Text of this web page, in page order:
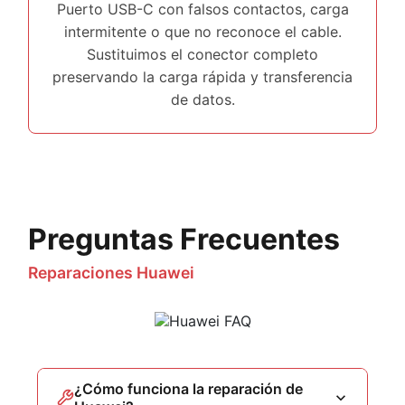
Puerto USB-C con falsos contactos, carga
intermitente o que no reconoce el cable.
Sustituimos el conector completo
preservando la carga rápida y transferencia
de datos.
Preguntas Frecuentes
Reparaciones Huawei
¿Cómo funciona la reparación de